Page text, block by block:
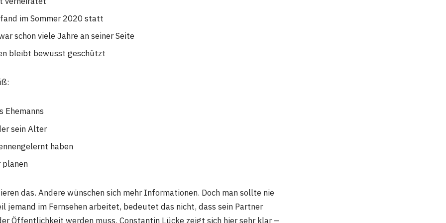
im Sommer 2020 statt
schon viele Jahre an seiner Seite
bleibt bewusst geschützt
Ehemanns
sein Alter
haben
planen
das. Andere wünschen sich mehr Informationen. Doch man sollte nie
jemand im Fernsehen arbeitet, bedeutet das nicht, dass sein Partner
Öffentlichkeit werden muss. Constantin Lücke zeigt sich hier sehr klar –